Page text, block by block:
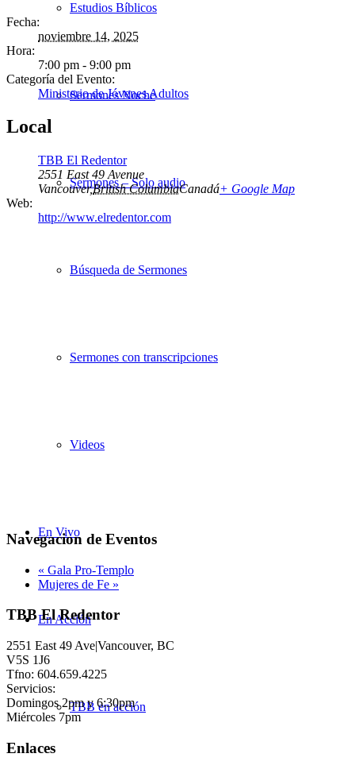
Estudios Bíblicos
Sermones Noche
Sermones – Solo audio
Búsqueda de Sermones
Sermones con transcripciones
Videos
En Vivo
En Acción
TBB en acción
Fecha:
noviembre 14, 2025
Hora:
7:00 pm - 9:00 pm
Categoría del Evento:
Ministerio de Jóvenes Adultos
Local
TBB El Redentor
2551 East 49 Avenue
Vancouver,British ColumbiaCanadá+ Google Map
Web:
http://www.elredentor.com
Navegacion de Eventos
« Gala Pro-Templo
Mujeres de Fe »
TBB El Redentor
2551 East 49 Ave|Vancouver, BC
V5S 1J6
Tfno: 604.659.4225
Servicios:
Domingos 2pm y 6:30pm
Miércoles 7pm
Enlaces